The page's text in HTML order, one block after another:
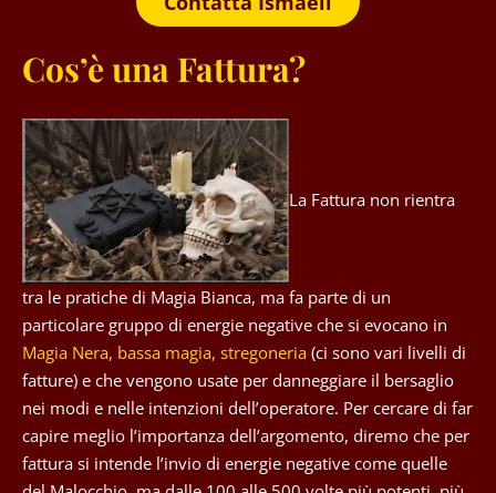
Cos’è una Fattura?
La Fattura non rientra
tra le pratiche di Magia Bianca, ma fa parte di un
particolare gruppo di energie negative che si evocano in
Magia Nera, bassa magia, stregoneria (ci sono vari livelli di
fatture) e che vengono usate per danneggiare il bersaglio
nei modi e nelle intenzioni dell’operatore. Per cercare di far
capire meglio l’importanza dell’argomento, diremo che per
fattura si intende l’invio di energie negative come quelle